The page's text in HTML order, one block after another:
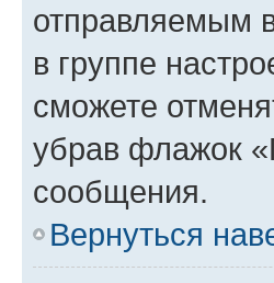
отправляемым
в группе
сможете
убрав флажок
сообщения.
Вернуться